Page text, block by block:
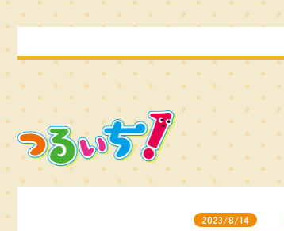
2023/8/14